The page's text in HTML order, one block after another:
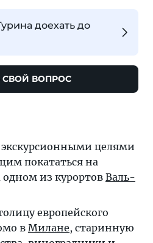
доехать до
СВОЙ ВОПРОС
экскурсионными целями
покататься на
из курортов Валь-
европейского
вМилане, старинную